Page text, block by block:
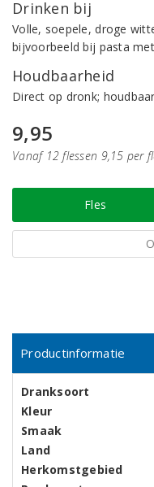
Drinken bij
Volle, soepele, droge
bijvoorbeeld bij pasta
Houdbaarheid
Direct op dronk;
9,95
Vanaf 12 flessen 9,15 per
Fles
Productinformatie
Dranksoort
Kleur
Smaak
Land
Herkomstgebied